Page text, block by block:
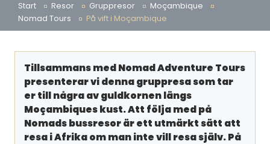
Start Resor Gruppresor
Moçambique
Nomad Tours
På vift i Moçambique
Tillsammans med Nomad Adventure Tours
presenterar vi denna gruppresa som tar
er till några av guldkornen längs
Moçambiques kust. Att följa med på
Nomads bussresor är ett utmärkt sätt att
resa i Afrika om man inte vill resa själv. På